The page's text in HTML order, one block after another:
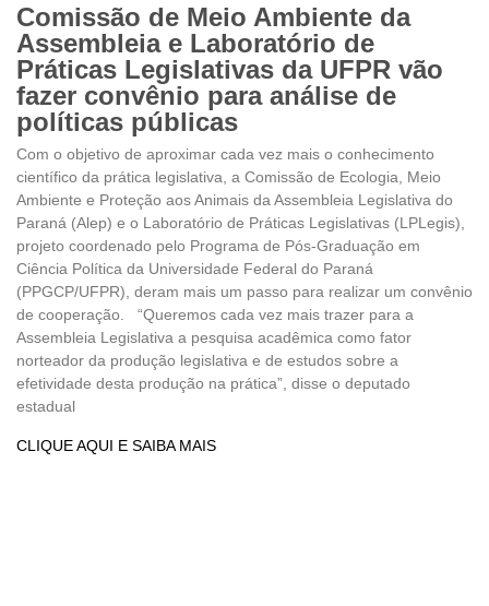
Comissão de Meio Ambiente da
Assembleia e Laboratório de
Práticas Legislativas da UFPR vão
fazer convênio para análise de
políticas públicas
Com o objetivo de aproximar cada vez mais o conhecimento
científico da prática legislativa, a Comissão de Ecologia, Meio
Ambiente e Proteção aos Animais da Assembleia Legislativa do
Paraná (Alep) e o Laboratório de Práticas Legislativas (LPLegis),
projeto coordenado pelo Programa de Pós-Graduação em
Ciência Política da Universidade Federal do Paraná
(PPGCP/UFPR), deram mais um passo para realizar um convênio
de cooperação. “Queremos cada vez mais trazer para a
Assembleia Legislativa a pesquisa acadêmica como fator
norteador da produção legislativa e de estudos sobre a
efetividade desta produção na prática”, disse o deputado
estadual
CLIQUE AQUI E SAIBA MAIS